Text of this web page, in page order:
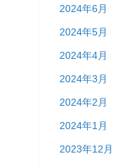
2024年6月
2024年5月
2024年4月
2024年3月
2024年2月
2024年1月
2023年12月